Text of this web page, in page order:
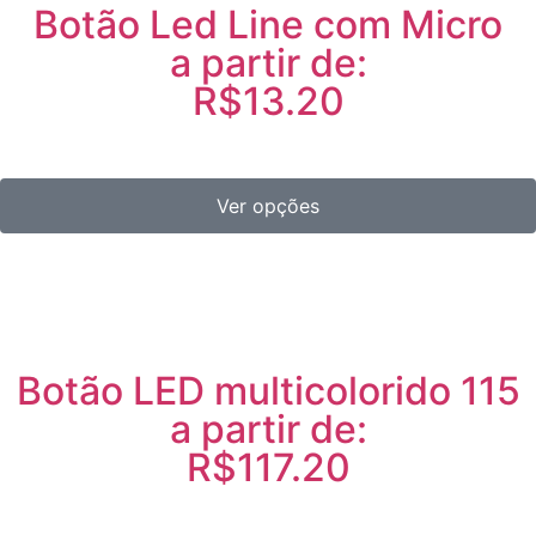
Botão Led Line com Micro
a partir de:
R$13.20
Ver opções
Botão LED multicolorido 115
a partir de:
R$117.20